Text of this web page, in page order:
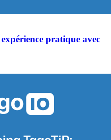
pratique avec